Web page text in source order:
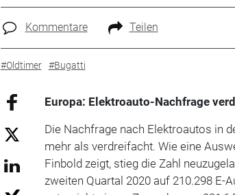
Kommentare Teilen
#Oldtimer #Bugatti
Europa: Elektroauto-Nachfrage
Die Nachfrage nach Elektroautos in
mehr als verdreifacht. Wie eine
Finbold zeigt, stieg die Zahl
zweiten Quartal 2020 auf 210.298 E-